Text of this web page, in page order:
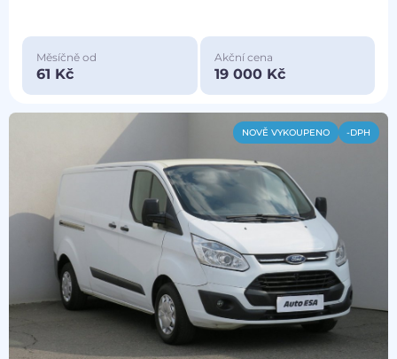
Měsíčně od
61 Kč
Akční cena
19 000 Kč
NOVĚ VYKOUPENO -DPH